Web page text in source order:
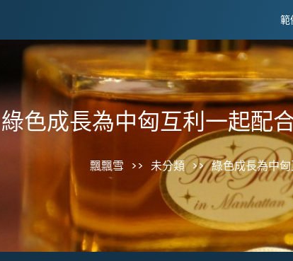
範
綠色成長為中匈互利一起配
飄飄雪 >> 未分類 >> 綠色成長為中